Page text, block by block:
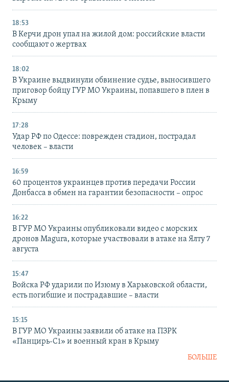
18:53
В Керчи дрон упал на жилой дом: российские власти
сообщают о жертвах
18:02
В Украине выдвинули обвинение судье, выносившего
приговор бойцу ГУР МО Украины, попавшего в плен в
Крыму
17:28
Удар РФ по Одессе: поврежден стадион, пострадал
человек – власти
16:59
60 процентов украинцев против передачи России
Донбасса в обмен на гарантии безопасности – опрос
16:22
В ГУР МО Украины опубликовали видео с морских
дронов Magura, которые участвовали в атаке на Ялту 7
августа
15:47
Войска РФ ударили по Изюму в Харьковской области,
есть погибшие и пострадавшие – власти
15:15
В ГУР МО Украины заявили об атаке на ПЗРК
«Панцирь-С1» и военный кран в Крыму
БОЛЬШЕ